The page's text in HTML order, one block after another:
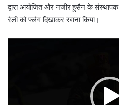
द्वारा आयोजित और नजीर हुसैन के संस्थापक
रैली को फ्लैग दिखाकर रवाना किया।